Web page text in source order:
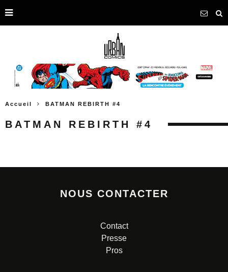
Accueil BATMAN REBIRTH #4
BATMAN REBIRTH #4
NOUS CONTACTER
Contact
Presse
Pros